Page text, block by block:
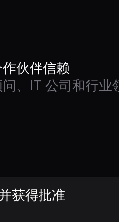
伙伴信赖
、IT 公司和行业
获得批准